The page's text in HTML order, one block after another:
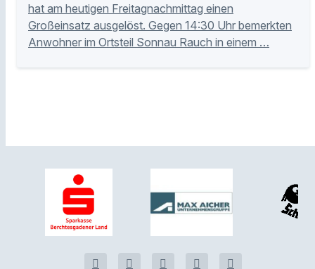
hat am heutigen Freitagnachmittag einen
Großeinsatz ausgelöst. Gegen 14:30 Uhr bemerkten
Anwohner im Ortsteil Sonnau Rauch in einem …